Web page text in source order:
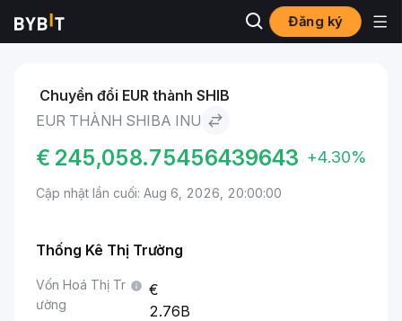
Đăng ký
Thị trường EUR to Shiba Inu
Chuyển đổi EUR thành SHIB
EUR THÀNH SHIBA INU
€ 245,058.75456439643 +4.30%
Cập nhật lần cuối: Aug 6, 2026, 20:00:00
Thống Kê Thị Trường
Vốn Hoá Thị Tr
ường
2.76B